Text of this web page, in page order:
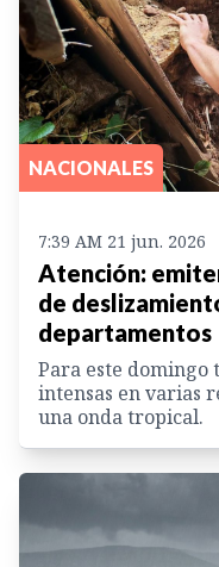
NACIONALES
7:39 AM 21 jun. 2026
Atención:
de
departamentos
Para este domingo
intensas en varias
una onda tropical.